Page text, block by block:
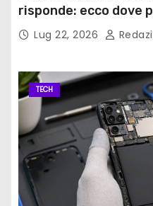
risponde: ecco dove
Lug 22, 2026
TECH